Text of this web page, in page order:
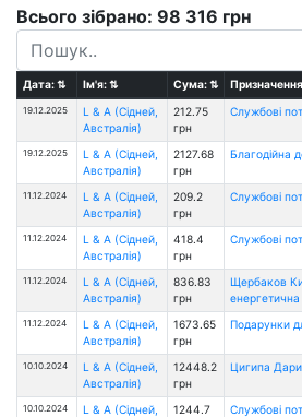
Всього зібрано: 98 316 грн
Дата:⇅ Ім'я:⇅ Сума:⇅
19.12.2025
L & A (Сідней,
Австралія)
212.75
грн
Службові
19.12.2025
L & A (Сідней,
Австралія)
2127.68
грн
Благодійна
11.12.2024
L & A (Сідней,
Австралія)
209.2
грн
Службові
11.12.2024
L & A (Сідней,
Австралія)
418.4
грн
Службові
11.12.2024
L & A (Сідней,
Австралія)
836.83
грн
Щербаков
енергетична
11.12.2024
L & A (Сідней,
Австралія)
1673.65
грн
Подарунки
10.10.2024
L & A (Сідней,
Австралія)
12448.2
грн
Цигипа
10.10.2024
L & A (Сідней,
1244.7
Службові